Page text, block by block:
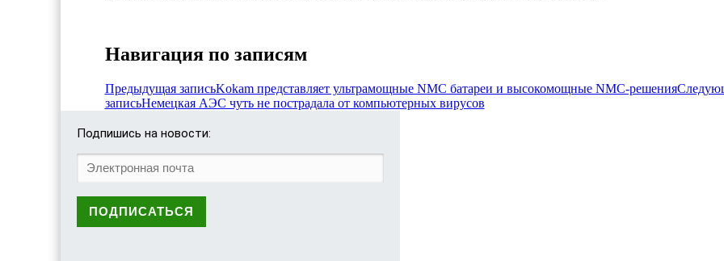
Навигация по записям
Предыдущая записьKokam представляет ультрамощные NMC батареи и высокомощные NMC-решения
записьНемецкая АЭС чуть не пострадала от компьютерных вирусов
Подпишись на новости: